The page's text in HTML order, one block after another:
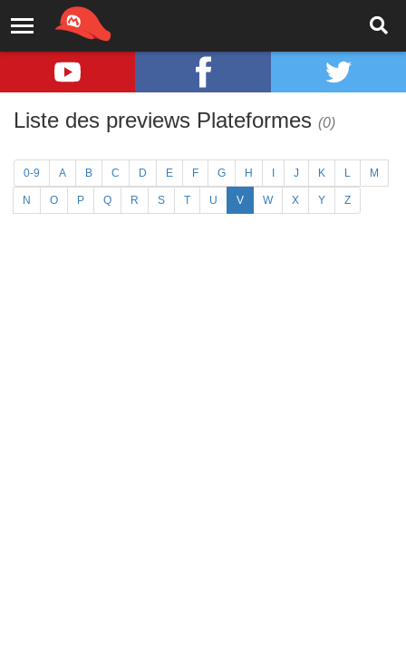
Liste des previews Plateformes (0)
0-9 A B C D E F G H J K L M
N O P Q R S T U V W X Y Z